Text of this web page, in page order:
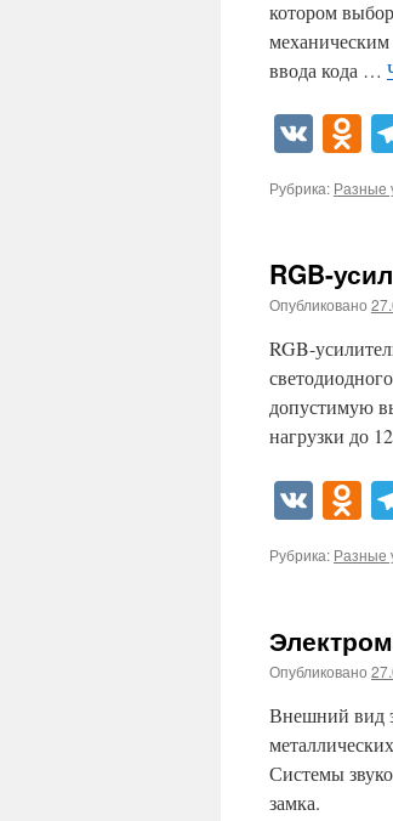
котором
механическим
ввода кода …
VK
Рубрика: Разные
RGB-
Опубликовано
RGB-
допустимую
нагрузки до
VK
Рубрика: Разные
Опубликовано
Внешний вид
Системы
замка.